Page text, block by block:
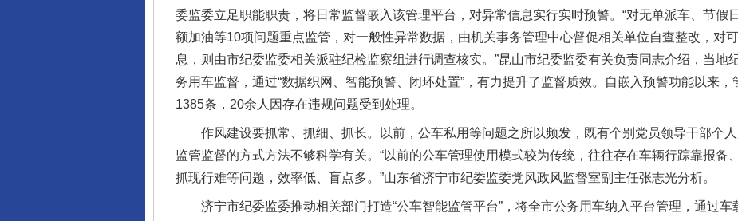
委监委立足职能职责，将日常监督嵌入该管理平台，对异常信息实行实时预警。“对无单派车、节假
额加油等10项问题重点监管，对一般性异常数据，由机关事务管理中心督促相关单位自查整改，对
息，则由市纪委监委相关派驻纪检监察组进行调查核实。”昆山市纪委监委有关负责同志介绍，当地
务用车监督，通过“数据织网、智能预警、闭环处置”，有力提升了监督质效。自嵌入预警功能以来
1385条，20余人因存在违规问题受到处理。
作风建设要抓常、抓细、抓长。以前，公车私用等问题之所以频发，既有个别党员领导干部个人
监管监督的方式方法不够科学有关。“以前的公车管理使用模式较为传统，往往存在车辆行踪靠报备
抓现行难等问题，效率低、盲点多。”山东省济宁市纪委监委党风政风监督室副主任张志光分析。
济宁市纪委监委推动相关部门打造“公车智能监管平台”，将全市公务用车纳入平台管理，通过车